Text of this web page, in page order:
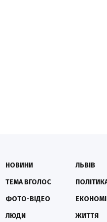
НОВИНИ
ТЕМА ВГОЛОС
ФОТО-ВІДЕО
ЛЮДИ
ЛЬВІВ
ЖИТТЯ